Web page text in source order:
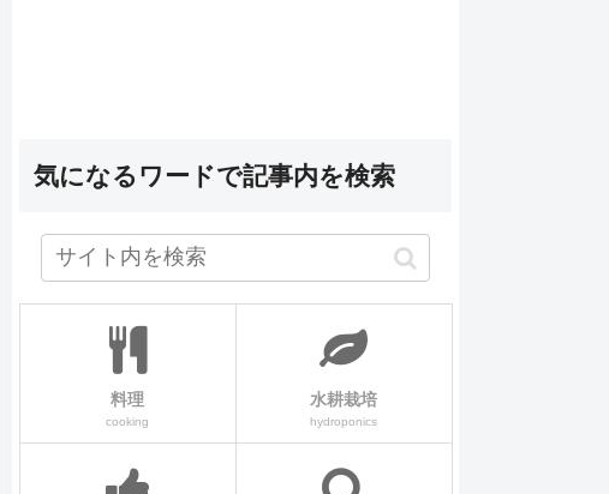
気になるワードで記事内を検索
料理
cooking
水耕栽培
hydroponics